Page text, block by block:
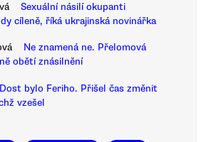
Sexuální násilí okupanti
cíleně, říká ukrajinská novinářka
Ne znamená ne. Přelomová
obětí znásilnění
Dost bylo Feriho. Přišel čas změnit
vzešel